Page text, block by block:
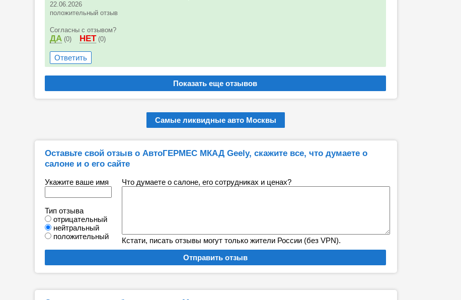
22.06.2026
положительный отзыв
Согласны с отзывом?
ДА (0) НЕТ (0)
Ответить
Самые ликвидные авто Москвы
Оставьте свой отзыв о АвтоГЕРМЕС МКАД Geely, скажите все, что думаете о
салоне и о его сайте
Укажите ваше имя
Тип отзыва
отрицательный
нейтральный
положительный
Что думаете о салоне, его сотрудниках и ценах?
Кстати, писать отзывы могут только жители России (без VPN).